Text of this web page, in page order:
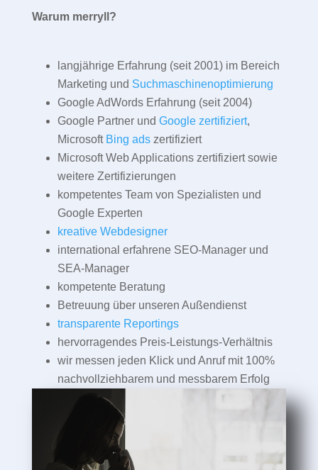
Warum merryll?
langjährige Erfahrung (seit 2001) im Bereich
Marketing und Suchmaschinenoptimierung
Google AdWords Erfahrung (seit 2004)
Google Partner und Google zertifiziert,
Microsoft Bing adszertifiziert
Microsoft Web Applications zertifiziert sowie
weitere Zertifizierungen
kompetentes Team von Spezialisten und
Google Experten
kreative Webdesigner
international erfahrene SEO-Manager und
SEA-Manager
kompetente Beratung
Betreuung über unseren Außendienst
transparente Reportings
hervorragendes Preis-Leistungs-Verhältnis
wir messen jeden Klick und Anruf mit 100%
nachvollziehbarem und messbarem Erfolg